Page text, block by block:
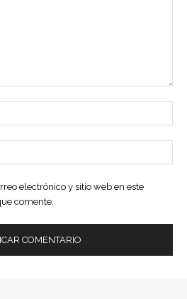
electrónico y sitio web en este
comente.